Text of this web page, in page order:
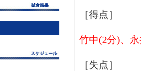
［得点］
竹中(2分)、
［失点］